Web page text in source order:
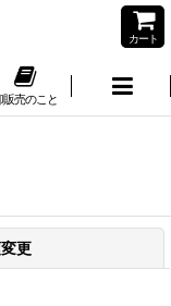
カート
販売のこと
更